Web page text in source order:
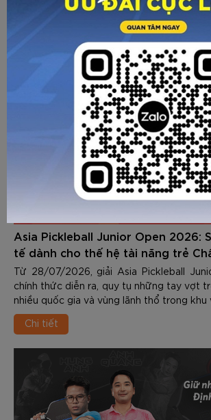
CÁC BÀI VIẾT KHÁC
Asia Pickleball Junior Open 2026:
tế dành cho thế hệ tài năng trẻ
Từ 28/07/2026, giải Asia Pickleball
chính thức diễn ra, quy tụ những tay vợt
nhiều quốc gia và vùng lãnh thổ trong khu
Chi tiết